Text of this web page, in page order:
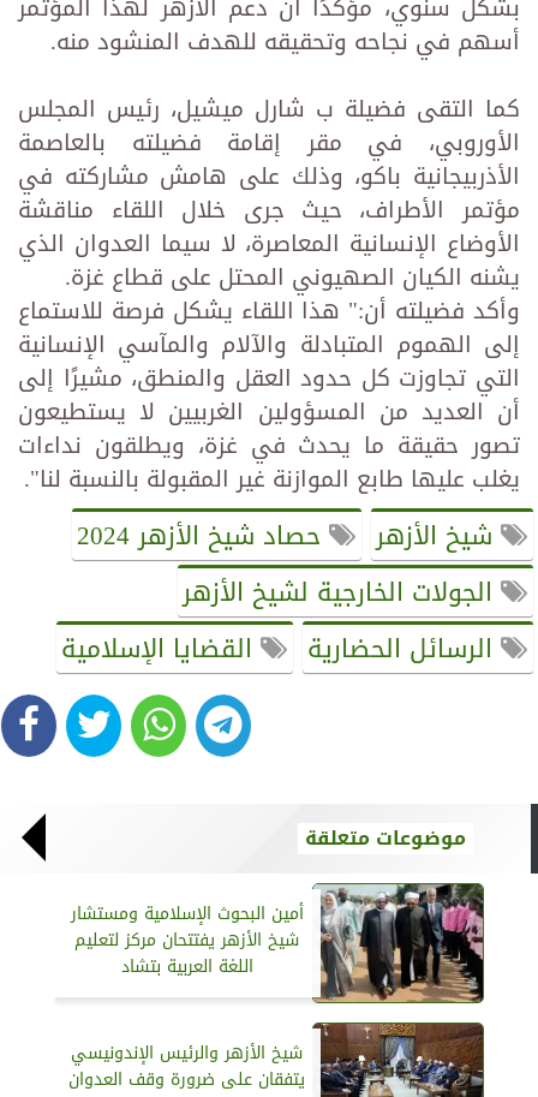
أسهم في نجاحه وتحقيقه للهدف المنشود منه.
كما التقى فضيلة ب شارل ميشيل، رئيس المجلس
الأوروبي، في مقر إقامة فضيلته بالعاصمة
الأذربيجانية باكو، وذلك على هامش مشاركته في
مؤتمر الأطراف، حيث جرى خلال اللقاء مناقشة
الأوضاع الإنسانية المعاصرة، لا سيما العدوان الذي
يشنه الكيان الصهيوني المحتل على قطاع غزة.
وأكد فضيلته أن:" هذا اللقاء يشكل فرصة للاستماع
إلى الهموم المتبادلة والآلام والمآسي الإنسانية
التي تجاوزت كل حدود العقل والمنطق، مشيرًا إلى
أن العديد من المسؤولين الغربيين لا يستطيعون
تصور حقيقة ما يحدث في غزة، ويطلقون نداءات
يغلب عليها طابع الموازنة غير المقبولة بالنسبة لنا".
شيخ الأزهر
حصاد شيخ الأزهر 2024
الجولات الخارجية لشيخ الأزهر
الرسائل الحضارية
القضايا الإسلامية
موضوعات متعلقة
أمين البحوث الإسلامية ومستشار
شيخ الأزهر يفتتحان مركز لتعليم
اللغة العربية بتشاد
شيخ الأزهر والرئيس الإندونيسي
يتفقان على ضرورة وقف العدوان